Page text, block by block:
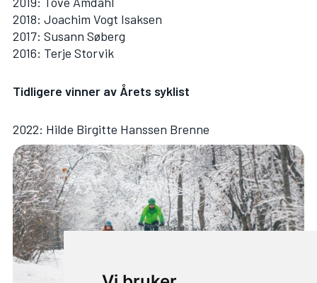
2018: Joachim Vogt Isaksen
2017: Susann Søberg
2016: Terje Storvik
Tidligere vinner av Årets syklist
2022: Hilde Birgitte Hanssen Brenne